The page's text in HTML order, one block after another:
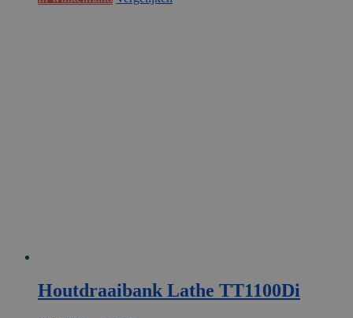
Houtdraaibank Lathe TT1100Di